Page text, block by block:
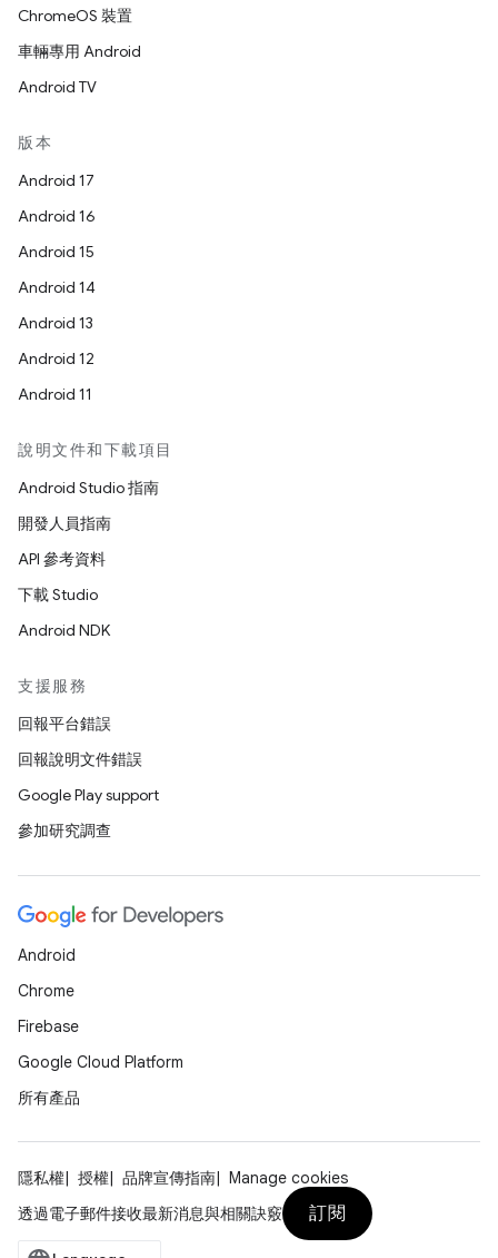
ChromeOS 裝置
車輛專用 Android
Android TV
版本
Android 17
Android 16
Android 15
Android 14
Android 13
Android 12
Android 11
說明文件和下載項目
Android Studio 指南
開發人員指南
API 參考資料
下載 Studio
Android NDK
支援服務
回報平台錯誤
回報說明文件錯誤
Google Play support
參加研究調查
Android
Chrome
Firebase
Google Cloud Platform
所有產品
隱私權 授權 品牌宣傳指南
Manage cookies
透過電子郵件接收最新消息與相關訣竅
訂閱